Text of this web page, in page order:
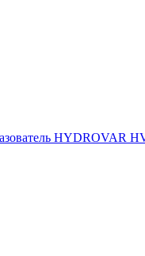
HYDROVAR